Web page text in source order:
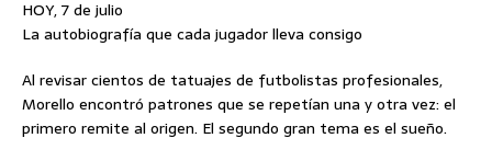
HOY, 7 de julio
La autobiografía que cada jugador lleva consigo
Al revisar cientos de tatuajes de futbolistas profesionales,
Morello encontró patrones que se repetían una y otra vez: el
primero remite al origen. El segundo gran tema es el sueño.